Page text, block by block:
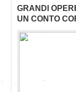
GRANDI
UN CONTO